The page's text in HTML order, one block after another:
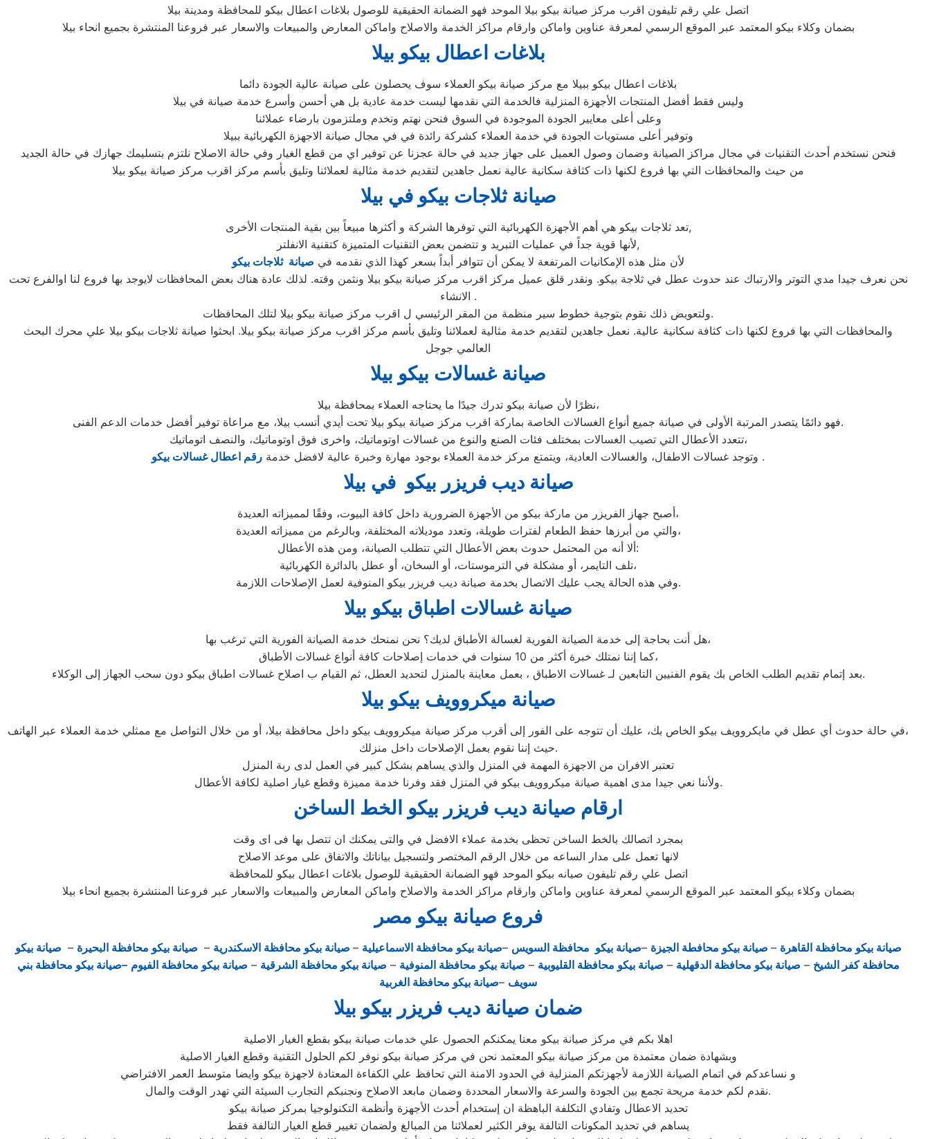
اتصل علي رقم تليفون اقرب مركز صيانة بيكو بيلا الموحد فهو الضمانة الحقيقية للوصول بلاغات اعطال بيكو للمحافظة ومدينة بيلا
بضمان وكلاء بيكو المعتمد عبر الموقع الرسمي لمعرفة عناوين واماكن وارقام مراكز الخدمة والاصلاح واماكن المعارض والمبيعات والاسعار عبر فروعنا المنتشرة بجميع انحاء بيلا
بلاغات اعطال بيكو بيلا
بلاغات اعطال بيكو ببيلا مع مركز صيانة بيكو العملاء سوف يحصلون على صيانة عالية الجودة دائما
وليس فقط أفضل المنتجات الأجهزة المنزلية فالخدمة التي نقدمها ليست خدمة عادية بل هي أحسن وأسرع خدمة صيانة في بيلا
وعلى أعلى معايير الجودة الموجودة في السوق فنحن نهتم ونخدم وملتزمون بارضاء عملائنا
وتوفير أعلى مستويات الجودة في خدمة العملاء كشركة رائدة في في مجال صيانة الاجهزة الكهربائية ببيلا
فنحن نستخدم أحدث التقنيات في مجال مراكز الصيانة وضمان وصول العميل على جهاز جديد في حالة عجزنا عن توفير اي من قطع الغيار وفي حالة الاصلاح نلتزم بتسليمك جهازك في حالة الجديد
من حيث والمحافظات التي بها فروع لكنها ذات كثافة سكانية عالية نعمل جاهدين لتقديم خدمة مثالية لعملائنا وتليق بأسم مركز اقرب مركز صيانة بيكو بيلا
صيانة ثلاجات بيكو في بيلا
تعد ثلاجات بيكو هي أهم الأجهزة الكهربائية التي توفرها الشركة و أكثرها مبيعاً بين بقية المنتجات الأخرى,
لأنها قوية جداً في عمليات التبريد و تتضمن بعض التقنيات المتميزة كتقنية الانفلتر,
لأن مثل هذه الإمكانيات المرتفعة لا يمكن أن تتوافر أبداً بسعر كهذا الذي نقدمه في صيانة ثلاجات بيكو
نحن نعرف جيدا مدي التوتر والارتباك عند حدوث عطل في ثلاجة بيكو. ونقدر قلق عميل مركز اقرب مركز صيانة بيكو بيلا ونثمن وقته. لذلك عادة هناك بعض المحافظات لايوجد بها فروع لنا اوالفرع تحت
الانشاء .
ولتعويض ذلك نقوم بتوجية خطوط سير منظمة من المقر الرئيسي ل اقرب مركز صيانة بيكو بيلا لتلك المحافظات.
والمحافظات التي بها فروع لكنها ذات كثافة سكانية عالية. نعمل جاهدين لتقديم خدمة مثالية لعملائنا وتليق بأسم مركز اقرب مركز صيانة بيكو بيلا. ابحثوا صيانة ثلاجات بيكو بيلا علي محرك البحث
العالمي جوجل
صيانة غسالات بيكو بيلا
نظرًا لأن صيانة بيكو تدرك جيدًا ما يحتاجه العملاء بمحافظة بيلا،
فهو دائمًا يتصدر المرتبة الأولى في صيانة جميع أنواع الغسالات الخاصة بماركة اقرب مركز صيانة بيكو بيلا تحت أيدي أنسب بيلا، مع مراعاة توفير أفضل خدمات الدعم الفنى.
تتعدد الأعطال التي تصيب الغسالات بمختلف فئات الصنع والنوع من غسالات اوتوماتيك، واخرى فوق اوتوماتيك، والنصف اتوماتيك،
وتوجد غسالات الاطفال، والغسالات العادية، ويتمتع مركز خدمة العملاء بوجود مهارة وخبرة عالية لافضل خدمة رقم اعطال غسالات بيكو .
صيانة ديب فريزر بيكو في بيلا
أصبح جهاز الفريزر من ماركة بيكو من الأجهزة الضرورية داخل كافة البيوت، وفقًا لمميزاته العديدة،
والتي من أبرزها حفظ الطعام لفترات طويلة، وتعدد موديلاته المختلفة، وبالرغم من مميزاته العديدة،
ألا أنه من المحتمل حدوث بعض الأعطال التي تتطلب الصيانة، ومن هذه الأعطال:
تلف التايمر، أو مشكلة في الترموستات، أو السخان، أو عطل بالدائرة الكهربائية،
وفي هذه الحالة يجب عليك الاتصال بخدمة صيانة ديب فريزر بيكو المنوفية لعمل الإصلاحات اللازمة.
صيانة غسالات اطباق بيكو بيلا
هل أنت بحاجة إلى خدمة الصيانة الفورية لغسالة الأطباق لديك؟ نحن نمنحك خدمة الصيانة الفورية التي ترغب بها،
كما إننا نمتلك خبرة أكثر من 10 سنوات في خدمات إصلاحات كافة أنواع غسالات الأطباق،
بعد إتمام تقديم الطلب الخاص بك يقوم الفنيين التابعين لـ غسالات الاطباق ، بعمل معاينة بالمنزل لتحديد العطل، ثم القيام ب اصلاح غسالات اطباق بيكو دون سحب الجهاز إلى الوكلاء.
صيانة ميكروويف بيكو بيلا
في حالة حدوث أي عطل في مايكروويف بيكو الخاص بك، عليك أن تتوجه على الفور إلى أقرب مركز صيانة ميكروويف بيكو داخل محافظة بيلا، أو من خلال التواصل مع ممثلي خدمة العملاء عبر الهاتف،
حيث إننا نقوم بعمل الإصلاحات داخل منزلك.
تعتبر الافران من الاجهزة المهمة في المنزل والذي يساهم بشكل كبير في العمل لدى ربة المنزل
ولأننا نعي جيدا مدى اهمية صيانة ميكروويف بيكو في المنزل فقد وفرنا خدمة مميزة وقطع غيار اصلية لكافة الأعطال.
ارقام صيانة ديب فريزر بيكو الخط الساخن
بمجرد اتصالك بالخط الساخن تحظى بخدمة عملاء الافضل في والتى يمكنك ان تتصل بها فى اى وقت
لانها تعمل على مدار الساعه من خلال الرقم المختصر ولتسجيل بياناتك والاتفاق على موعد الاصلاح
اتصل علي رقم تليفون صيانه بيكو الموحد فهو الضمانة الحقيقية للوصول بلاغات اعطال بيكو للمحافظة
بضمان وكلاء بيكو المعتمد عبر الموقع الرسمي لمعرفة عناوين واماكن وارقام مراكز الخدمة والاصلاح واماكن المعارض والمبيعات والاسعار عبر فروعنا المنتشرة بجميع انحاء بيلا
فروع صيانة بيكو مصر
صيانة بيكو محافظة القاهرة – صيانة بيكو محافطة الجيزة –صيانة بيكو محافظة السويس –صيانة بيكو محافظة الاسماعيلية – صيانة بيكو محافظة الاسكندرية – صيانة بيكو محافظة البحيرة – صيانة بيكو
محافظة كفر الشيخ – صيانة بيكو محافظة الدقهلية – صيانة بيكو محافظة القليوبية – صيانة بيكو محافظة المنوفية – صيانة بيكو محافظة الشرقية – صيانة بيكو محافظة الفيوم –صيانة بيكو محافظة بني
سويف –صيانة بيكو محافظة الغربية
ضمان صيانة ديب فريزر بيكو بيلا
اهلا بكم في مركز صيانة بيكو معنا يمكنكم الحصول علي خدمات صيانة بيكو بقطع الغيار الاصلية
وبشهادة ضمان معتمدة من مركز صيانة بيكو المعتمد نحن في مركز صيانة بيكو نوفر لكم الحلول التقنية وقطع الغيار الاصلية
و نساعدكم في اتمام الصيانة اللازمة لأجهزتكم المنزلية في الحدود الامنة التي تحافظ علي الكفاءة المعتادة لاجهزة بيكو وايضا متوسط العمر الافتراضي
نقدم لكم خدمة مريحة تجمع بين الجودة والسرعة والاسعار المحددة وضمان مابعد الاصلاح ونجنبكم التجارب السيئة التي تهدر الوقت والمال.
تحديد الاعطال وتفادي التكلفة الباهظة ان إستخدام أحدث الأجهزة وأنظمة التكنولوجيا بمركز صيانة بيكو
يساهم في تحديد المكونات التالفة يوفر الكثير لعملائنا من المبالغ ولضمان تغيير قطع الغيار التالفة فقط